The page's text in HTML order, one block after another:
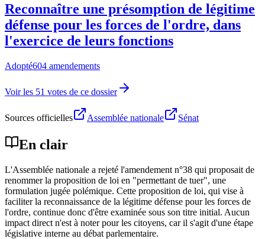
Reconnaître une présomption de légitime
défense pour les forces de l'ordre, dans
l'exercice de leurs fonctions
Adopté604 amendements
Voir les 51 votes de ce dossier
Sources officielles Assemblée nationale Sénat
En clair
L'Assemblée nationale a rejeté l'amendement n°38 qui proposait de
renommer la proposition de loi en "permettant de tuer", une
formulation jugée polémique. Cette proposition de loi, qui vise à
faciliter la reconnaissance de la légitime défense pour les forces de
l'ordre, continue donc d'être examinée sous son titre initial. Aucun
impact direct n'est à noter pour les citoyens, car il s'agit d'une étape
législative interne au débat parlementaire.